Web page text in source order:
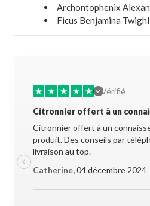
Archontophenix
Ficus Benjamina
★ ★ ★ ★ ★
Vérifié
Citronnier offert à un
Citronnier offert à un
produit. Des conseils par
livraison au top.
Catherine,04 décembre 2024